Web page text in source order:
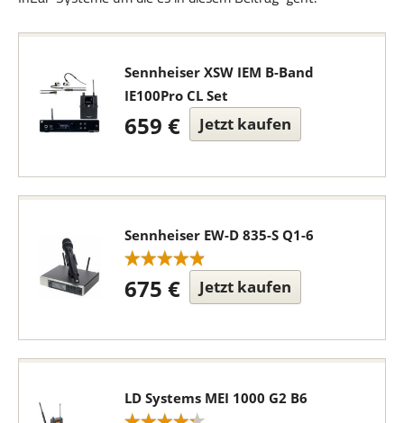
Sennheiser XSW IEM B-Band
IE100Pro CL Set
659 € Jetzt kaufen
Sennheiser EW-D 835-S Q1-6
675 € Jetzt kaufen
LD Systems MEI 1000 G2 B6